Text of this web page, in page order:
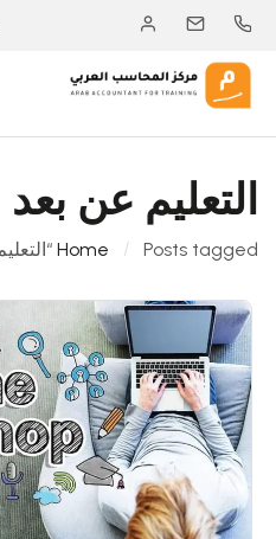
التعليم عن بعد
Home Posts tagged “التعليم عن بعد”